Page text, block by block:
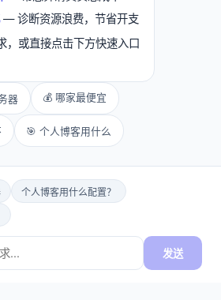
— 诊断资源浪费，节省开支
，或直接点击下方快速入口
器 💰 哪家最便宜
🎯 个人博客用什么
个人博客用什么配置？
发送